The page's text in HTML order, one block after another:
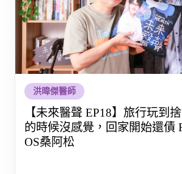
洪暐傑醫師
【未來醫聲 EP18】旅行玩到
的時候沒感覺，回家開始還債
OS桑阿松